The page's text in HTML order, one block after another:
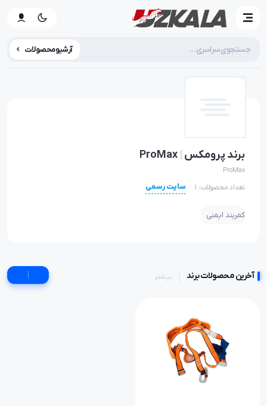
آرشیو محصولات
برند پرومکس
ProMax
تعداد محصولات: 1 سایت رسمی
کمربند ایمنی
آخرین محصولات برند بیشتر |